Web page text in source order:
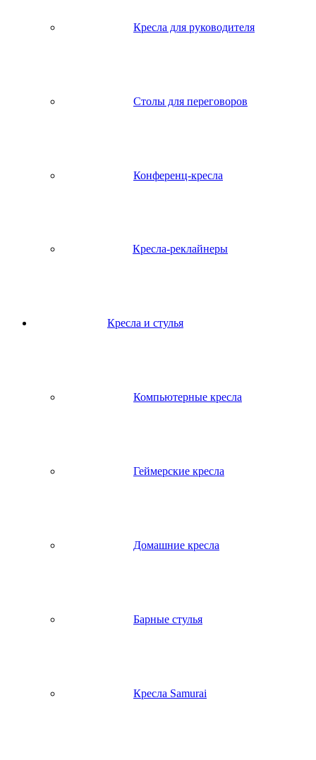
Кресла для руководителя
Столы для переговоров
Конференц-кресла
Кресла-реклайнеры
Кресла и стулья
Компьютерные кресла
Геймерские кресла
Домашние кресла
Барные стулья
Кресла Samurai